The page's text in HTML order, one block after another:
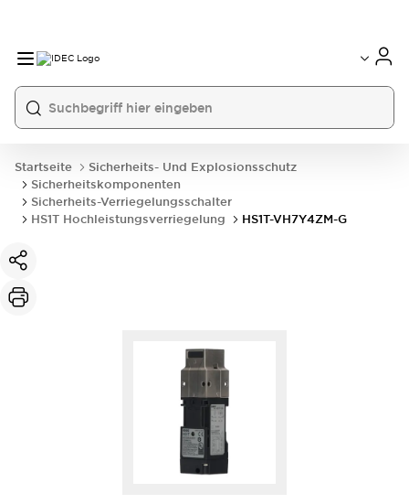
Startseite
Sicherheits- Und Explosionsschutz
Sicherheitskomponenten
Sicherheits-Verriegelungsschalter
HS1T Hochleistungsverriegelung
HS1T-VH7Y4ZM-G